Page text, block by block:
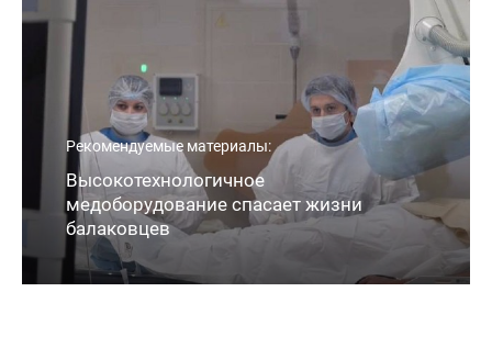
Рекомендуемые материалы:
Высокотехнологичное
медоборудование спасает жизни
балаковцев